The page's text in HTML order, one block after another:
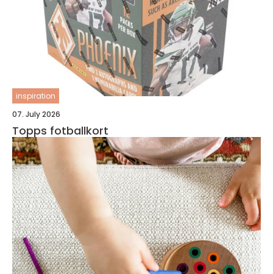
inspiration
07. July 2026
Topps fotballkort